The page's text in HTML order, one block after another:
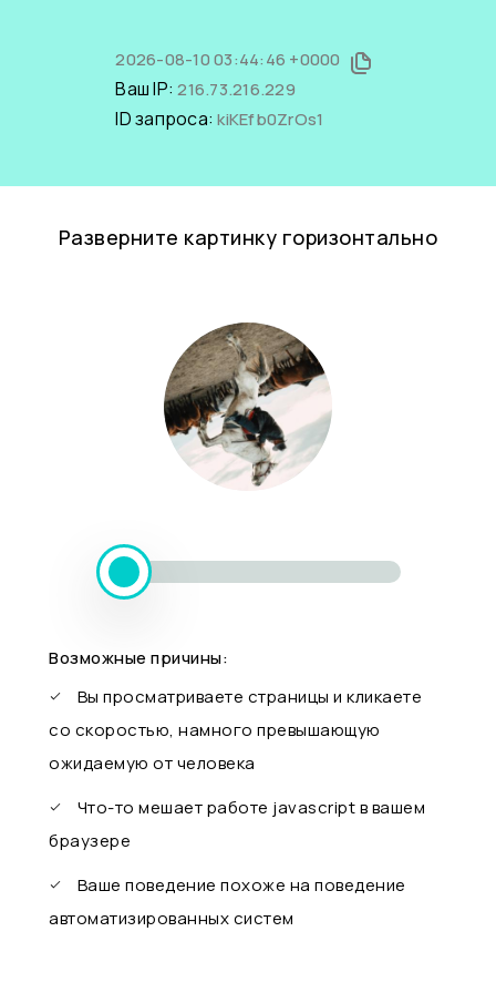
2026-08-10 03:44:46 +0000
Ваш IP:216.73.216.229
ID запроса:kiKEfb0ZrOs1
Разверните картинку горизонтально
Возможные причины:
Вы просматриваете страницы и кликаете
со скоростью, намного превышающую
ожидаемую от человека
Что-то мешает работе javascript в вашем
браузере
Ваше поведение похоже на поведение
автоматизированных систем